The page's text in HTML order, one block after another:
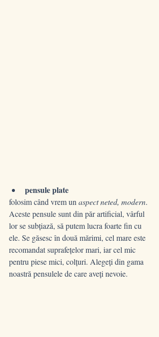
pensule plate
folosim când vrem un aspect neted, modern.
Aceste pensule sunt din păr artificial, vârful
lor se subțiază, să putem lucra foarte fin cu
ele. Se găsesc în două mărimi, cel mare este
recomandat suprafețelor mari, iar cel mic
pentru piese mici, colțuri. Alegeți din gama
noastră pensulele de care aveți nevoie.